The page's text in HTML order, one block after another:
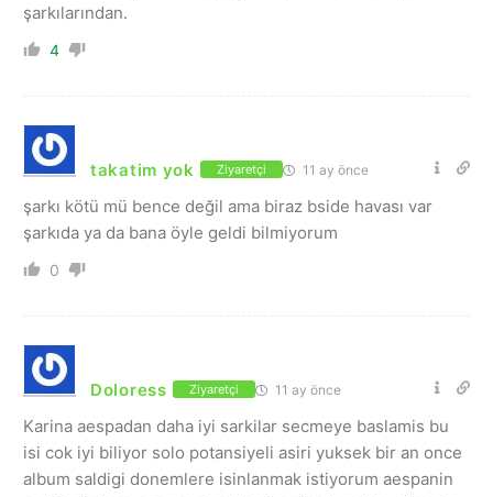
şarkılarından.
4
takatim yok Ziyaretçi 11 ay önce
şarkı kötü mü bence değil ama biraz bside havası var
şarkıda ya da bana öyle geldi bilmiyorum
0
Doloress Ziyaretçi 11 ay önce
Karina aespadan daha iyi sarkilar secmeye baslamis bu
isi cok iyi biliyor solo potansiyeli asiri yuksek bir an once
album saldigi donemlere isinlanmak istiyorum aespanin